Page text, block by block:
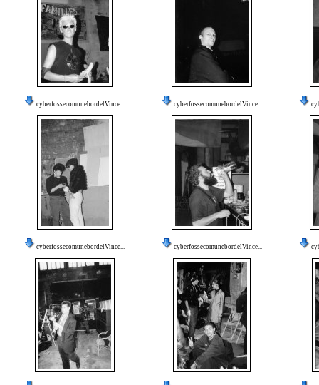
cyberfossecomunebordelVince... cyberfossecomunebordelVince...
cyberfossecomunebordelVince... cyberfossecomunebordelVince...